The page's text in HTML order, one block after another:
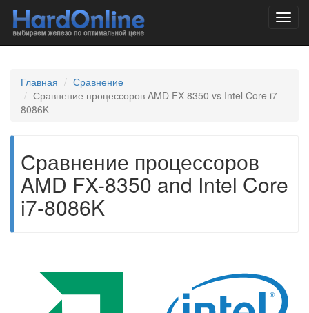
Главная
Сравнение
Сравнение процессоров AMD FX-8350 vs Intel Core i7-
8086K
Сравнение процессоров
AMD FX-8350 and Intel Core
i7-8086K